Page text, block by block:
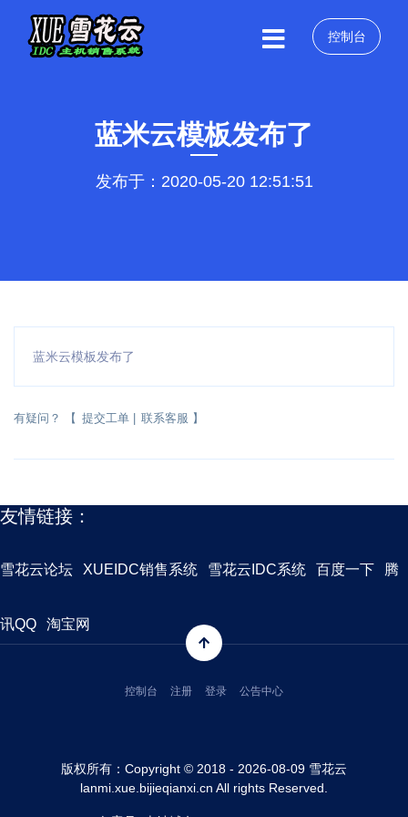
控制台
蓝米云模板发布了
发布于：2020-05-20 12:51:51
蓝米云模板发布了
有疑问？ 【 提交工单 联系客服 】
友情链接：
雪花云论坛 XUEIDC销售系统 雪花云IDC系统 百度一下 腾
讯QQ 淘宝网
版权所有：Copyright © 2018 - 2026-08-09 雪花云
lanmi.xue.bijieqianxi.cn All rights Reserved.
控制台 注册 登录 公告中心